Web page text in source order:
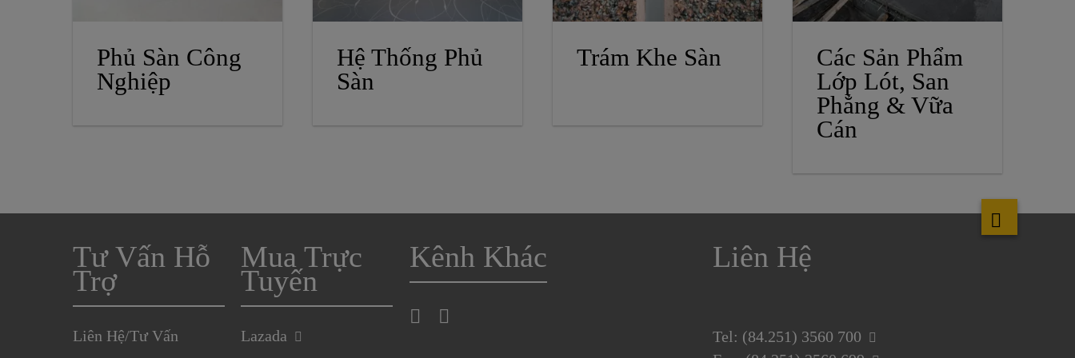
Phủ Sàn Công
Nghiệp
Hệ Thống Phủ
Sàn
Trám Khe Sàn
Các Sản Phẩm
Lớp Lót, San
Phẳng & Vữa
Cán
Tư Vấn Hỗ
Trợ
Liên Hệ/Tư Vấn
Mua Trực
Tuyến
Lazada
Kênh Khác Liên Hệ
Tel: (84.251) 3560 700